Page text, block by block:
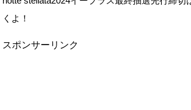
くよ！
スポンサーリンク